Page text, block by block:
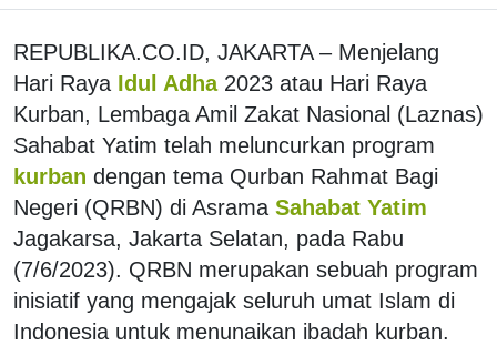
REPUBLIKA.CO.ID, JAKARTA – Menjelang
Hari Raya Idul Adha 2023 atau Hari Raya
Kurban, Lembaga Amil Zakat Nasional (Laznas)
Sahabat Yatim telah meluncurkan program
kurban dengan tema Qurban Rahmat Bagi
Negeri (QRBN) di Asrama Sahabat Yatim
Jagakarsa, Jakarta Selatan, pada Rabu
(7/6/2023). QRBN merupakan sebuah program
inisiatif yang mengajak seluruh umat Islam di
Indonesia untuk menunaikan ibadah kurban.